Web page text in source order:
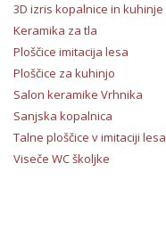
3D izris kopalnice in kuhinje
Keramika za tla
Ploščice imitacija lesa
Ploščice za kuhinjo
Salon keramike Vrhnika
Sanjska kopalnica
Talne ploščice v imitaciji lesa
Viseče WC školjke